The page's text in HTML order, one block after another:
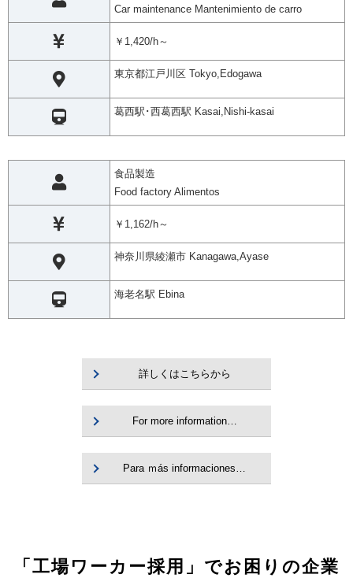
Car maintenance Mantenimiento de carro
￥1,420/h～
東京都江戸川区 Tokyo,Edogawa
葛西駅･西葛西駅 Kasai,Nishi-kasai
食品製造
Food factory Alimentos
￥1,162/h～
神奈川県綾瀬市 Kanagawa,Ayase
海老名駅 Ebina
詳しくはこちらから
For more information…
Para ｍás informaciones…
「工場ワーカー採用」でお困りの企業